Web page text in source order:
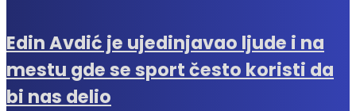
Edin Avdić je ujedinjavao ljude i na
mestu gde se sport često koristi da
bi nas delio